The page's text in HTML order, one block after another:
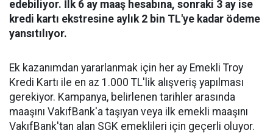
edebiliyor. İlk 6 ay maaş hesabına, sonraki 3 ay ise
kredi kartı ekstresine aylık 2 bin TL'ye kadar ödeme
yansıtılıyor.
Ek kazanımdan yararlanmak için her ay Emekli Troy
Kredi Kartı ile en az 1.000 TL'lik alışveriş yapılması
gerekiyor. Kampanya, belirlenen tarihler arasında
maaşını VakıfBank'a taşıyan veya ilk emekli maaşını
VakıfBank'tan alan SGK emeklileri için geçerli oluyor.